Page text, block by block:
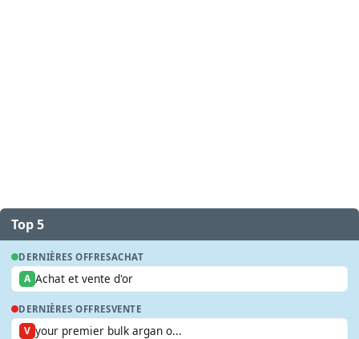
Top 5
DERNIÈRES OFFRESACHAT
A Achat et vente d'or
DERNIÈRES OFFRESVENTE
V your premier bulk argan o...